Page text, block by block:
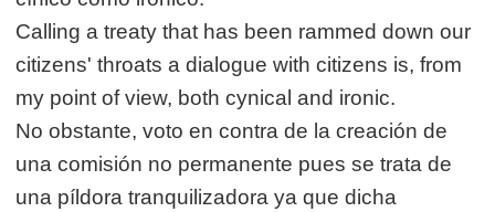
Calling a treaty that has been rammed down our
citizens' throats a dialogue with citizens is, from
my point of view, both cynical and ironic.
No obstante, voto en contra de la creación de
una comisión no permanente pues se trata de
una píldora tranquilizadora ya que dicha